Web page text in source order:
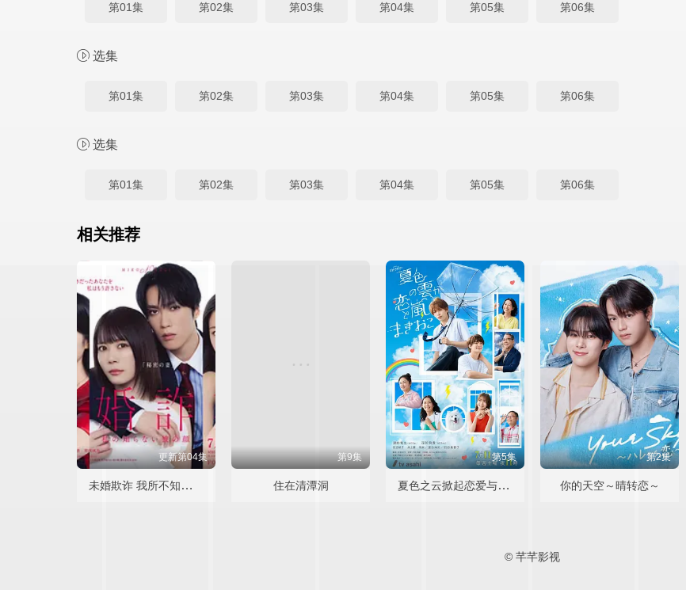
第01集 第02集 第03集 第04集 第05集 第06集
选集
第01集 第02集 第03集 第04集 第05集 第06集
选集
第01集 第02集 第03集 第04集 第05集 第06集
相关推荐
更新第04集
未婚欺诈 我所不知他的真面目
第9集
住在清潭洞
第5集
夏色之云掀起恋爱与风暴
第2集
你的天空～晴转恋～
© 芊芊影视